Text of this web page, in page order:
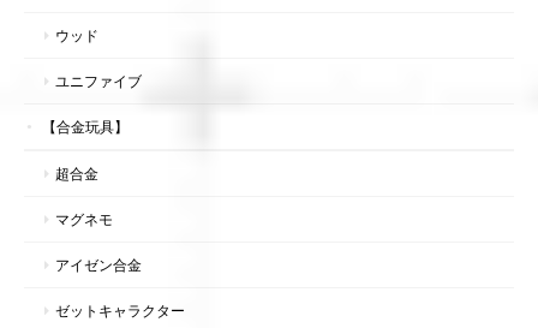
ウッド
ユニファイブ
【合金玩具】
超合金
マグネモ
アイゼン合金
ゼットキャラクター